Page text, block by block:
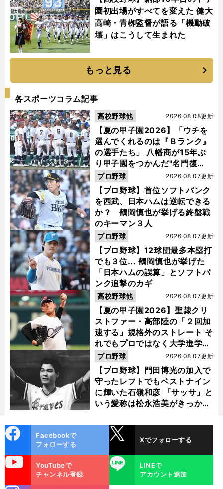
園初出場がすべてを変えた 健大
高崎・青栁監督が語る「機動破
壊」はこうして生まれた
もっと見る
各スポーツコラム記事
【夏の甲子園2026】「ウチを
選んでくれるのは『Ｂランク』
の選手たち」 八幡商が15年ぶ
り甲子園をつかんだ"名門復
活"の舞台裏
2026.08.08更新
高校野球他
【プロ野球】首位ソフトバンク
を西武、日本ハムは逆転できる
か？ 鶴岡慎也が挙げる終盤戦
のキーマン３人
2026.08.07更新
プロ野球
【プロ野球】12球団最多本塁打
でも３位... 鶴岡慎也が挙げた
「日本ハムの誤算」とソフトバ
ンク追撃のカギ
2026.08.07更新
プロ野球
【夏の甲子園2026】聖隷クリ
ストファー・高部陸の「２回加
速する」規格外のストレート そ
れでもプロではなく大学進学を
選ぶ理由
2026.08.07更新
高校野球他
【プロ野球】門田博光の加入で
守ったレフトでもベストナイン
に輝いた石嶺和彦 「サッサ」と
いう愛称は松永浩美がきっか
け？
2026.08.07更新
プロ野球
ok
Facebookで
フォローする
Xでフォローする
YouTubeで
チャンネル登録
LINE
LINEで
アカウント追加